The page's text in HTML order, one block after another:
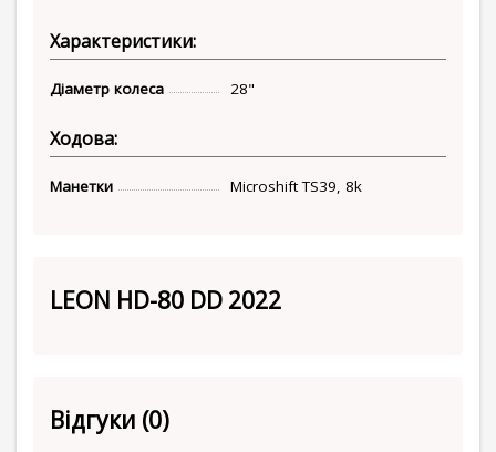
Характеристики:
Діаметр колеса 28"
Ходова:
Манетки Microshift TS39, 8k
LEON HD-80 DD 2022
Відгуки (0)